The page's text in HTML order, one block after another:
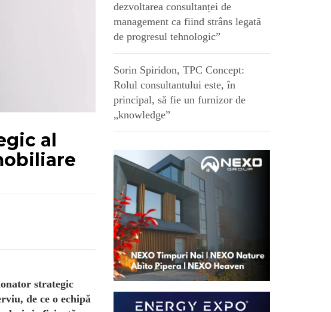
al
strategic
de ce o echipă
dezvoltarea consultanței de
management ca fiind strâns legată
de progresul tehnologic”
Sorin Spiridon, TPC Concept:
Rolul consultantului este, în
principal, să fie un furnizor de
„knowledge”